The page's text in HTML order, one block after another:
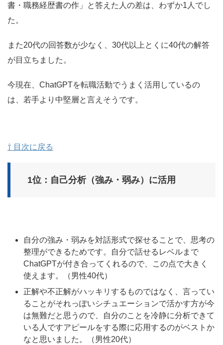
書・職務経歴書の作」と答えた人の差は、わずか1人でし
た。
また20代の回答数が少なく、30代以上とくに40代の解答
が目立ちました。
今現在、ChatGPTを転職活動でうまく活用しているの
は、若手より中堅層と言えそうです。
⇧ 目次に戻る
1位：自己分析（強み・弱み）に活用
自分の強み・弱みを対話形式で探せることで、思考の
整理ができるためです。自分で話せるレベルまで
ChatGPTが付き合ってくれるので、この点で大きく
使えます。（男性40代）
正解や不正解がハッキリするものではなく、言ってい
ることがそれっぽいシチュエーションで活かす方が今
は無難だと思うので、自分のことを冷静に分析できて
いる人ですアピールをする際に応用するのがベストか
なと思いました。（男性20代）